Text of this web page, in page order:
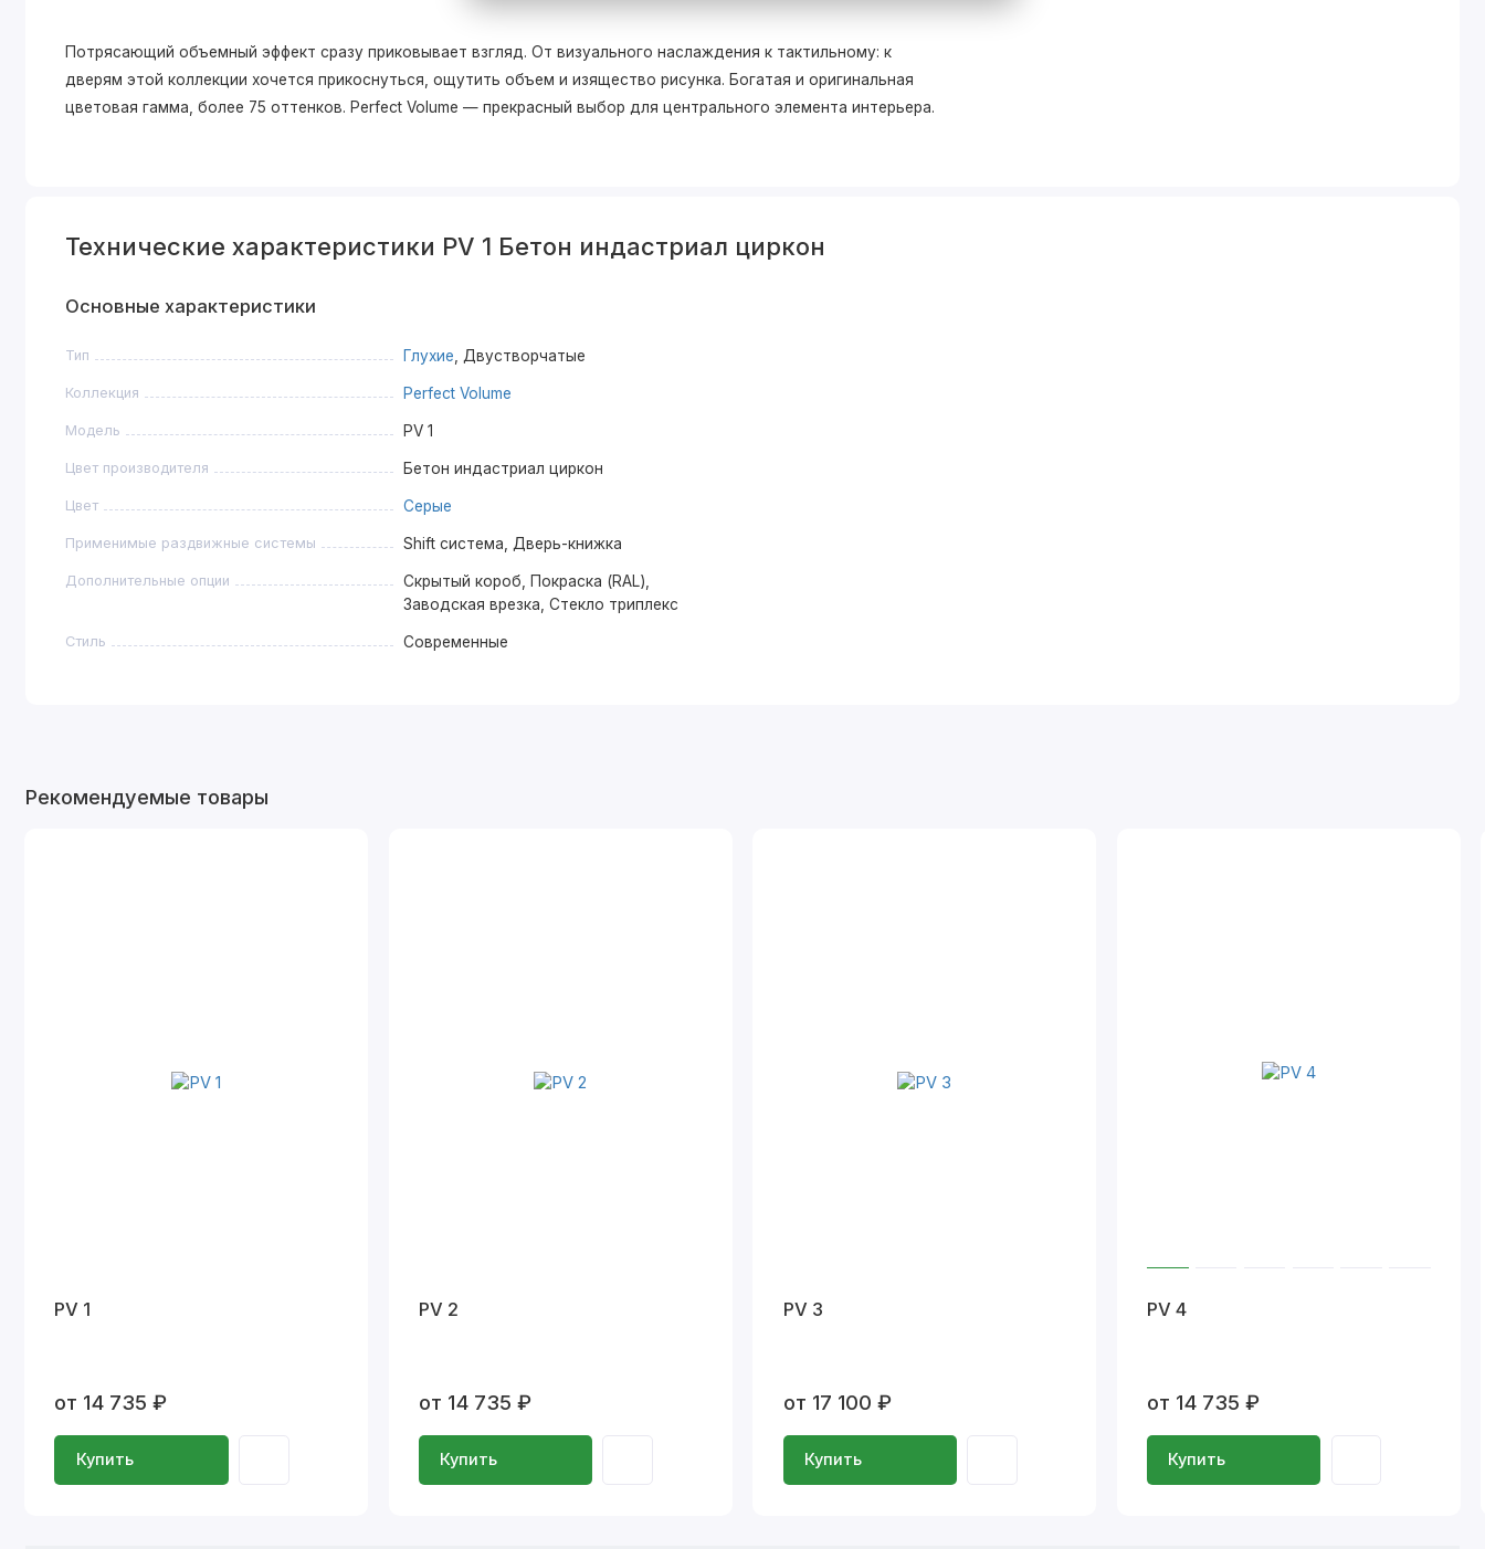
Потрясающий объемный эффект сразу приковывает взгляд. От визуального наслаждения к тактильному: к
дверям этой коллекции хочется прикоснуться, ощутить объем и изящество рисунка. Богатая и оригинальная
цветовая гамма, более 75 оттенков. Perfect Volume — прекрасный выбор для центрального элемента интерьера.
Технические характеристики PV 1 Бетон индастриал циркон
Основные характеристики
Тип Глухие , Двустворчатые
Коллекция Perfect Volume
Модель PV 1
Цвет производителя Бетон индастриал циркон
Цвет Серые
Применимые раздвижные системы Shift система, Дверь-книжка
Дополнительные опции
Скрытый короб, Покраска (RAL),
Заводская врезка, Стекло триплекс
Стиль Современные
Рекомендуемые товары
PV 1
от 14 735 ₽
Купить
PV 2
от 14 735 ₽
Купить
PV 3
от 17 100 ₽
Купить
PV 4
от 14 735 ₽
Купить